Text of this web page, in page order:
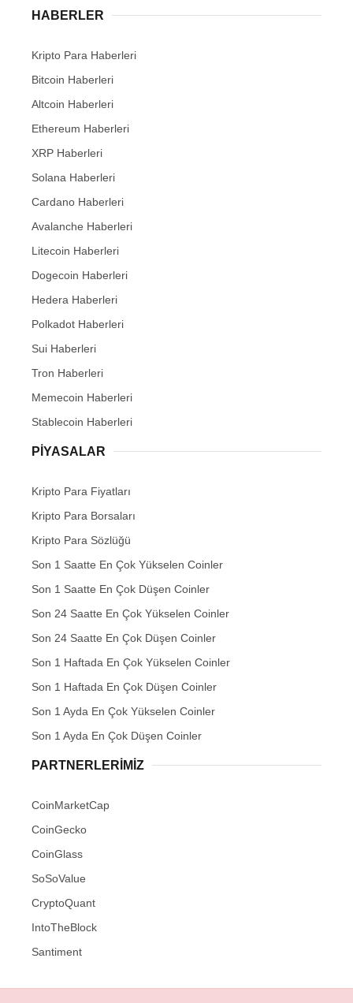
HABERLER
Kripto Para Haberleri
Bitcoin Haberleri
Altcoin Haberleri
Ethereum Haberleri
XRP Haberleri
Solana Haberleri
Cardano Haberleri
Avalanche Haberleri
Litecoin Haberleri
Dogecoin Haberleri
Hedera Haberleri
Polkadot Haberleri
Sui Haberleri
Tron Haberleri
Memecoin Haberleri
Stablecoin Haberleri
PIYASALAR
Kripto Para Fiyatları
Kripto Para Borsaları
Kripto Para Sözlüğü
Son 1 Saatte En Çok Yükselen Coinler
Son 1 Saatte En Çok Düşen Coinler
Son 24 Saatte En Çok Yükselen Coinler
Son 24 Saatte En Çok Düşen Coinler
Son 1 Haftada En Çok Yükselen Coinler
Son 1 Haftada En Çok Düşen Coinler
Son 1 Ayda En Çok Yükselen Coinler
Son 1 Ayda En Çok Düşen Coinler
PARTNERLERIMIZ
CoinMarketCap
CoinGecko
CoinGlass
SoSoValue
CryptoQuant
IntoTheBlock
Santiment